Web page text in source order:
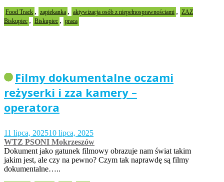
Food Track , zapiekanka , aktywizacja osób z niepełnosprawnościami ,
ZAZ
Biskupiec , Biskupiec , praca
Filmy dokumentalne oczami
reżyserki i zza kamery –
operatora
11 lipca, 202510 lipca, 2025
WTZ PSONI Mokrzeszów
Dokument jako gatunek filmowy obrazuje nam świat takim
jakim jest, ale czy na pewno? Czym tak naprawdę są filmy
dokumentalne…..